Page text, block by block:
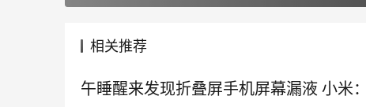
相关推荐
午睡醒来发现折叠屏手机屏幕漏液 小米